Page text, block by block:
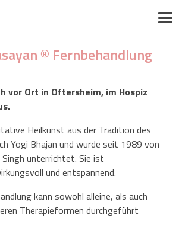
® Fernbehandlung
vor Ort in Oftersheim, im Hospiz
Heilkunst aus der Tradition des
Yogi Bhajan und wurde seit 1989 von
unterrichtet. Sie ist
und entspannend.
kann sowohl alleine, als auch
Therapieformen durchgeführt